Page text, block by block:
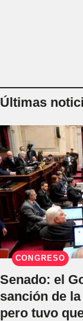
Últimas
CONGRESO
Senado: el
sanción de
pero tuvo